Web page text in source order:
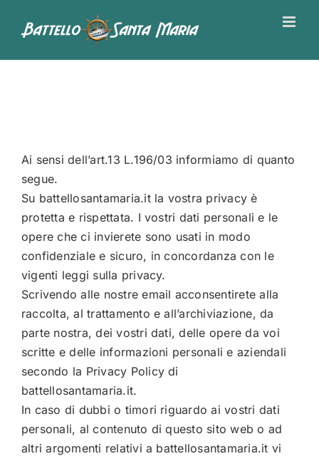
Ai sensi dell’art.13 L.196/03 informiamo di quanto
segue.
Su battellosantamaria.itla vostra privacy è
protetta e rispettata. I vostri dati personali e le
opere che ci invierete sono usati in modo
confidenziale e sicuro, in concordanza con le
vigenti leggi sulla privacy.
Scrivendo alle nostre email acconsentirete alla
raccolta, al trattamento e all’archiviazione, da
parte nostra, dei vostri dati, delle opere da voi
scritte e delle informazioni personali e aziendali
secondo la Privacy Policy di
battellosantamaria.it.
In caso di dubbi o timori riguardo ai vostri dati
personali, al contenuto di questo sito web o ad
altri argomenti relativi a battellosantamaria.it vi